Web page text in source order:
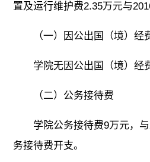
置及运行维护费2.35万元与
（一）因公出国（境）经
学院无因公出国（境）经
（二）公务接待费
学院公务接待费9万元，
务接待费开支。